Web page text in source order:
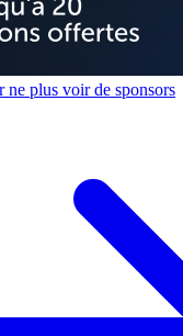
ne plus voir de sponsors